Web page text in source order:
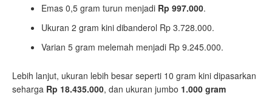
Emas 0,5 gram turun menjadi Rp 997.000.
Ukuran 2 gram kini dibanderol Rp 3.728.000.
Varian 5 gram melemah menjadi Rp 9.245.000.
Lebih lanjut, ukuran lebih besar seperti 10 gram kini dipasarkan
seharga Rp 18.435.000, dan ukuran jumbo 1.000 gram